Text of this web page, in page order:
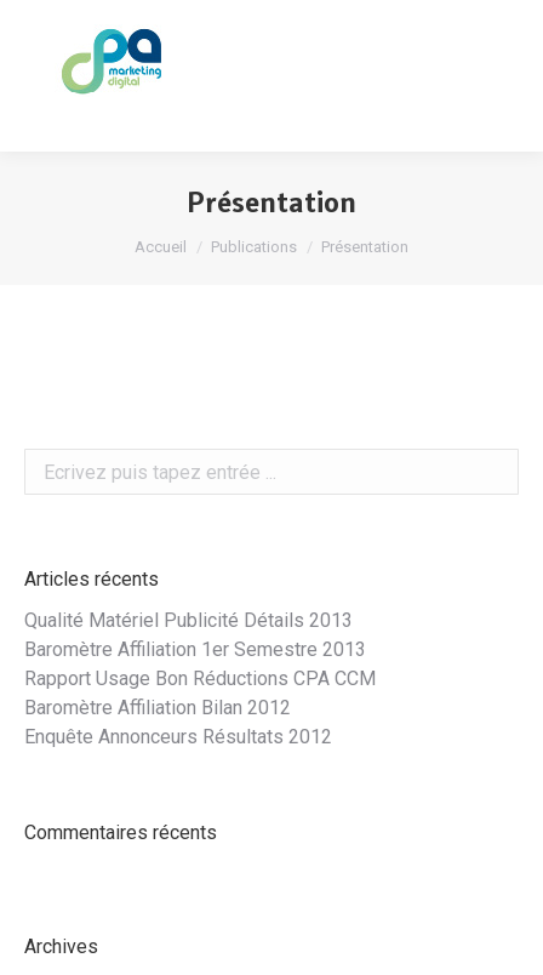
Présentation
Vous êtes ici :
Accueil Publications Présentation
Search:
Articles récents
Qualité Matériel Publicité Détails 2013
Baromètre Affiliation 1er Semestre 2013
Rapport Usage Bon Réductions CPA CCM
Baromètre Affiliation Bilan 2012
Enquête Annonceurs Résultats 2012
Commentaires récents
Archives